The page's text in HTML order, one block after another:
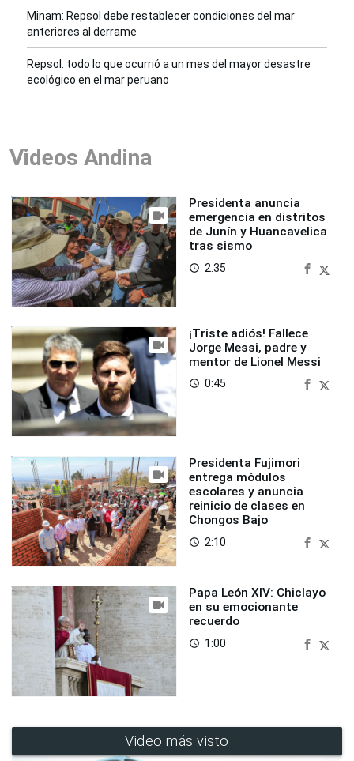
Minam: Repsol debe restablecer condiciones del mar
anteriores al derrame
Repsol: todo lo que ocurrió a un mes del mayor desastre
ecológico en el mar peruano
Videos Andina
Presidenta anuncia
emergencia en distritos
de Junín y Huancavelica
tras sismo
access_time 2:35
¡Triste adiós! Fallece
Jorge Messi, padre y
mentor de Lionel Messi
access_time 0:45
Presidenta Fujimori
entrega módulos
escolares y anuncia
reinicio de clases en
Chongos Bajo
access_time 2:10
Papa León XIV: Chiclayo
en su emocionante
recuerdo
access_time 1:00
Video más visto